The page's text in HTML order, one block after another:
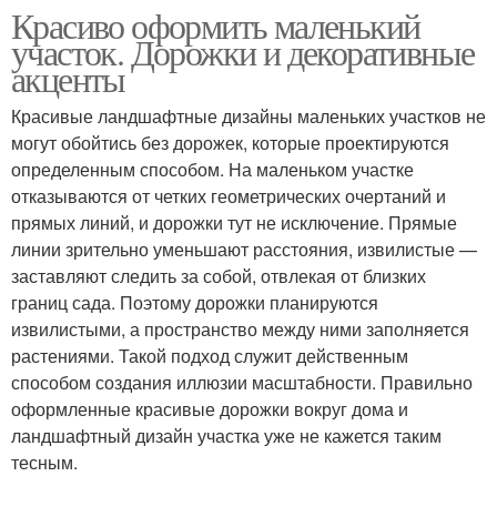
Красиво оформить маленький
участок. Дорожки и декоративные
акценты
Красивые ландшафтные дизайны маленьких участков не
могут обойтись без дорожек, которые проектируются
определенным способом. На маленьком участке
отказываются от четких геометрических очертаний и
прямых линий, и дорожки тут не исключение. Прямые
линии зрительно уменьшают расстояния, извилистые —
заставляют следить за собой, отвлекая от близких
границ сада. Поэтому дорожки планируются
извилистыми, а пространство между ними заполняется
растениями. Такой подход служит действенным
способом создания иллюзии масштабности. Правильно
оформленные красивые дорожки вокруг дома и
ландшафтный дизайн участка уже не кажется таким
тесным.